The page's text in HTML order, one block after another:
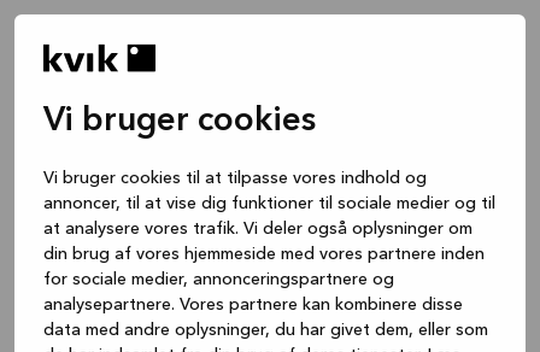
Vi bruger cookies
Vi bruger cookies til at tilpasse vores indhold og
annoncer, til at vise dig funktioner til sociale medier og til
at analysere vores trafik. Vi deler også oplysninger om
din brug af vores hjemmeside med vores partnere inden
for sociale medier, annonceringspartnere og
analysepartnere. Vores partnere kan kombinere disse
data med andre oplysninger, du har givet dem, eller som